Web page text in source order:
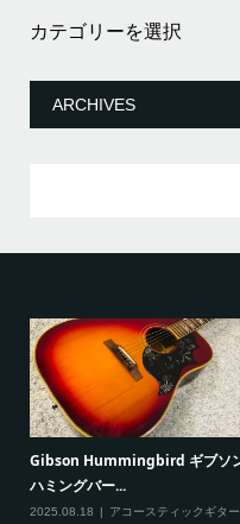
カ
テ
リ
Paul Reed Smith(PRS) SE
Custom...
2025.08.09 エレキギター, 買取実績